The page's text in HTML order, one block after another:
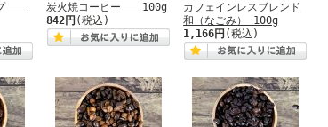
プ
炭火焼コーヒー 100g
842円 (税込)
カフェインレスブレンド
和（なごみ） 100g
1,166円 (税込)